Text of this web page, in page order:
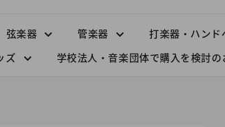
弦楽器 管楽器 打楽器・ハンド
ズ 学校法人・音楽団体で購入を検討の